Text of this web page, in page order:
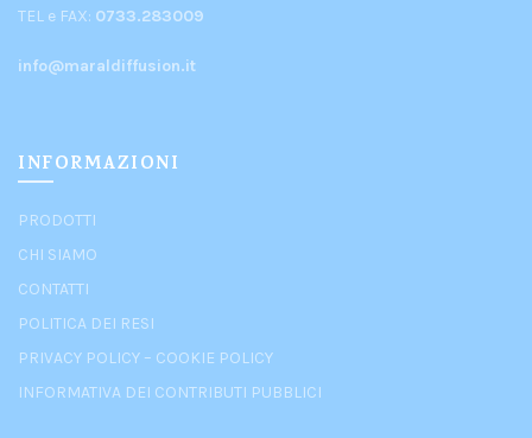
TEL e FAX: 0733.283009
info@maraldiffusion.it
INFORMAZIONI
PRODOTTI
CHI SIAMO
CONTATTI
POLITICA DEI RESI
PRIVACY POLICY – COOKIE POLICY
INFORMATIVA DEI CONTRIBUTI PUBBLICI